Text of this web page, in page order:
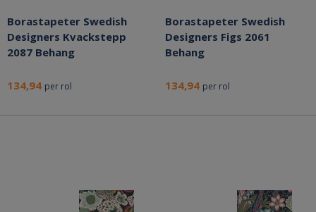
Borastapeter Swedish
Designers Kvackstepp
2087 Behang
134,94 per rol
Borastapeter Swedish
Designers Figs 2061
Behang
134,94 per rol